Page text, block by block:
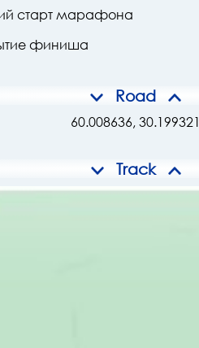
старт марафона
финиша
Road
60.008636, 30.199321
Track